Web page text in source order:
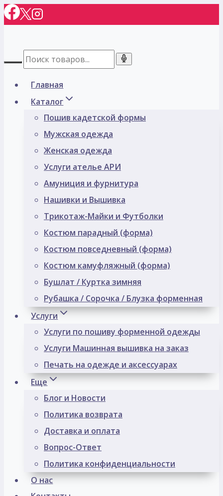
Перейти
к
Главная
Каталог
Пошив кадетской формы
Мужская одежда
Женская одежда
Услуги ателье АРИ
Амуниция и фурнитура
Нашивки и Вышивка
Трикотаж-Майки и Футболки
Костюм парадный (форма)
Костюм повседневный (форма)
Костюм камуфляжный (форма)
Бушлат / Куртка зимняя
Рубашка / Сорочка / Блузка форменная
Услуги
Услуги по пошиву форменной одежды
Услуги Машинная вышивка на заказ
Печать на одежде и аксессуарах
Еще
Блог и Новости
Политика возврата
Доставка и оплата
Вопрос-Ответ
Политика конфиденциальности
О нас